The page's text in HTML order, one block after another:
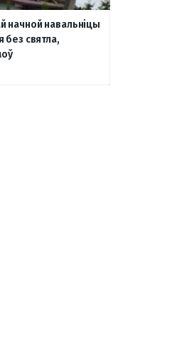
начной навальніцы
без святла,